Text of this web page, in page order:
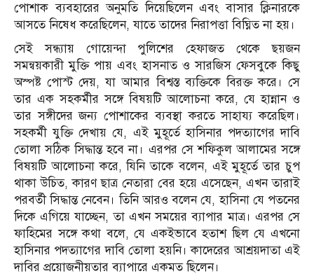
পোশাক ব্যবহারের অনুমতি দিয়েছিলেন এবং বাসার ক্লিনারকে
আসতে নিষেধ করেছিলেন, যাতে তাদের নিরাপত্তা বিঘ্নিত না হয়।
সেই সন্ধ্যায় গোয়েন্দা পুলিশের হেফাজত থেকে ছয়জন
সমন্বয়কারী মুক্তি পায় এবং হাসনাত ও সারজিস ফেসবুকে কিছু
অস্পষ্ট পোস্ট দেয়, যা আমার বিশ্বস্ত ব্যক্তিকে বিরক্ত করে। সে
তার এক সহকর্মীর সঙ্গে বিষয়টি আলোচনা করে, যে হান্নান ও
তার সঙ্গীদের জন্য পোশাকের ব্যবস্থা করতে সাহায্য করেছিল।
সহকর্মী যুক্তি দেখায় যে, এই মুহূর্তে হাসিনার পদত্যাগের দাবি
তোলা সঠিক সিদ্ধান্ত হবে না। এরপর সে শফিকুল আলামের সঙ্গে
বিষয়টি আলোচনা করে, যিনি তাকে বলেন, এই মুহূর্তে তার চুপ
থাকা উচিত, কারণ ছাত্র নেতারা বের হয়ে এসেছেন, এখন তারাই
পরবর্তী সিদ্ধান্ত নেবেন। তিনি আরও বলেন যে, হাসিনা যে পতনের
দিকে এগিয়ে যাচ্ছেন, তা এখন সময়ের ব্যাপার মাত্র। এরপর সে
ফাহিমের সঙ্গে কথা বলে, যে একইভাবে হতাশ ছিল যে এখনো
হাসিনার পদত্যাগের দাবি তোলা হয়নি। কাদেরের আশ্রয়দাতা এই
দাবির প্রয়োজনীয়তার ব্যাপারে একমত ছিলেন।